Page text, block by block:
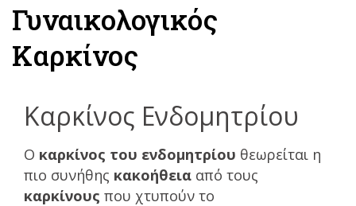
Γυναικολογικός
Καρκίνος
Καρκίνος Ενδομητρίου
Ο καρκίνος του ενδομητρίου θεωρείται η
πιο συνήθης κακοήθεια από τους
καρκίνους που χτυπούν το